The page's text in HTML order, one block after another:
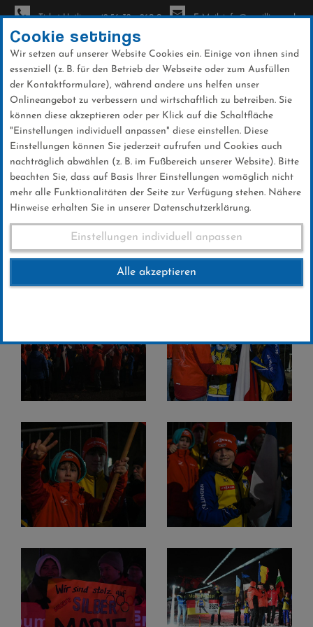
Direkt
zum
Inhalt
Ticket-Hotline: +49 56 32 - 960-0 E-Mail: info@sc-willingen.de
Galerien
Weltcup Fr. 02.02.2024
(Eröffnungsfeier)
Cookie settings
Wir setzen auf unserer Website Cookies ein. Einige von ihnen sind
essenziell (z. B. für den Betrieb der Webseite oder zum Ausfüllen
der Kontaktformulare), während andere uns helfen unser
Onlineangebot zu verbessern und wirtschaftlich zu betreiben. Sie
können diese akzeptieren oder per Klick auf die Schaltfläche
"Einstellungen individuell anpassen" diese einstellen. Diese
Einstellungen können Sie jederzeit aufrufen und Cookies auch
nachträglich abwählen (z. B. im Fußbereich unserer Website). Bitte
beachten Sie, dass auf Basis Ihrer Einstellungen womöglich nicht
mehr alle Funktionalitäten der Seite zur Verfügung stehen. Nähere
Hinweise erhalten Sie in unserer Datenschutzerklärung.
Einstellungen individuell anpassen
Alle akzeptieren